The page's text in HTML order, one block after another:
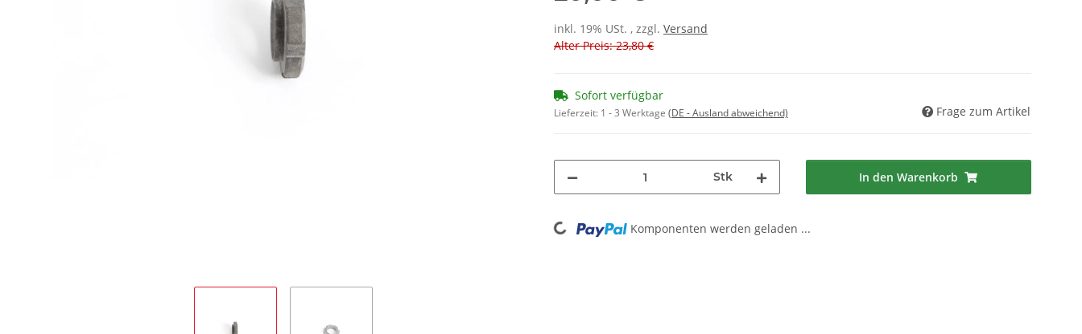
inkl. 19% USt. , zzgl. Versand
Alter Preis: 23,80 €
Sofort verfügbar
Lieferzeit: 1 - 3 Werktage (DE - Ausland abweichend) Frage zum Artikel
Stk In den Warenkorb
Loading... Komponenten werden geladen ...